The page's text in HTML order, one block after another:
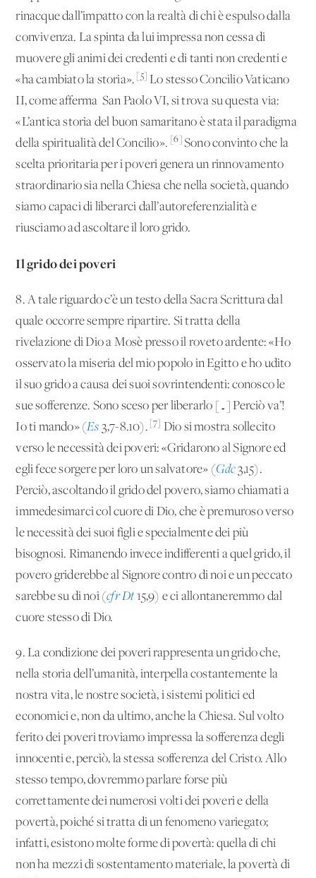
rinacque dall’impatto con la realtà di chi è espulso dalla
convivenza. La spinta da lui impressa non cessa di
muovere gli animi dei credenti e di tanti non credenti e
«ha cambiato la storia». [5] Lo stesso Concilio Vaticano
II, come afferma San Paolo VI, si trova su questa via:
«L’antica storia del buon samaritano è stata il paradigma
della spiritualità del Concilio». [6] Sono convinto che la
scelta prioritaria per i poveri genera un rinnovamento
straordinario sia nella Chiesa che nella società, quando
siamo capaci di liberarci dall’autoreferenzialità e
riusciamo ad ascoltare il loro grido.
Il grido dei poveri
8. A tale riguardo c’è un testo della Sacra Scrittura dal
quale occorre sempre ripartire. Si tratta della
rivelazione di Dio a Mosè presso il roveto ardente: «Ho
osservato la miseria del mio popolo in Egitto e ho udito
il suo grido a causa dei suoi sovrintendenti: conosco le
sue sofferenze. Sono sceso per liberarlo […] Perciò va’!
Io ti mando» (Es 3,7-8.10). [7] Dio si mostra sollecito
verso le necessità dei poveri: «Gridarono al Signore ed
egli fece sorgere per loro un salvatore» (Gdc3,15).
Perciò, ascoltando il grido del povero, siamo chiamati a
immedesimarci col cuore di Dio, che è premuroso verso
le necessità dei suoi figli e specialmente dei più
bisognosi. Rimanendo invece indifferenti a quel grido, il
povero griderebbe al Signore contro di noi e un peccato
sarebbe su di noi (cfr Dt 15,9) e ci allontaneremmo dal
cuore stesso di Dio.
9. La condizione dei poveri rappresenta un grido che,
nella storia dell’umanità, interpella costantemente la
nostra vita, le nostre società, i sistemi politici ed
economici e, non da ultimo, anche la Chiesa. Sul volto
ferito dei poveri troviamo impressa la sofferenza degli
innocenti e, perciò, la stessa sofferenza del Cristo. Allo
stesso tempo, dovremmo parlare forse più
correttamente dei numerosi volti dei poveri e della
povertà, poiché si tratta di un fenomeno variegato;
infatti, esistono molte forme di povertà: quella di chi
non ha mezzi di sostentamento materiale, la povertà di